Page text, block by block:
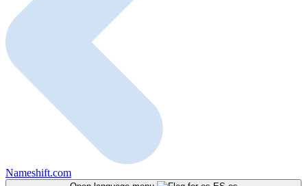
Nameshift.com